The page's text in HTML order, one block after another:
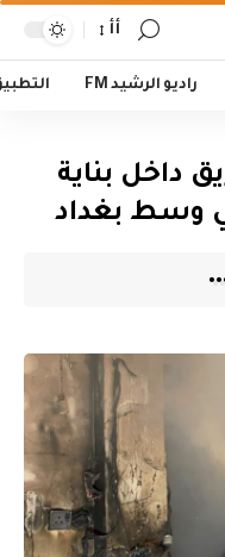
أأ
راديو الرشيد FM
داخل بناية
وسط بغداد